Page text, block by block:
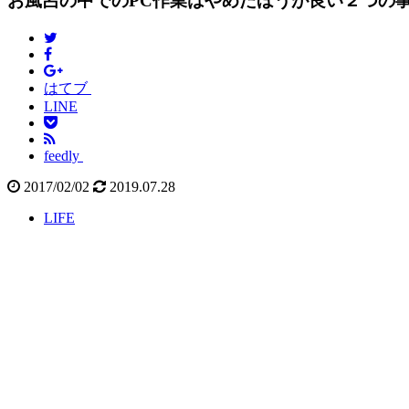
はてブ
LINE
feedly
2017/02/02
2019.07.28
LIFE